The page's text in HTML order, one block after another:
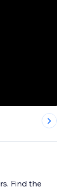
Find the